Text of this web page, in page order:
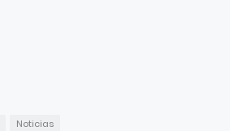
Noticias